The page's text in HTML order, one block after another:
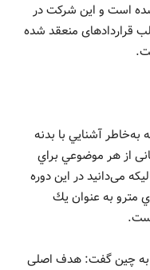
شده است و این شرکت در
تومان در قالب قراردادهای منعقد شده
آشنايي با بدنه
از هر موضوعي براي
می‌دانید در اين دوره
مترو به عنوان يك
به چين گفت: هدف اصلی